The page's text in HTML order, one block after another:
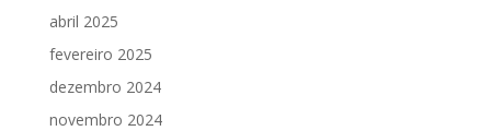
abril 2025
fevereiro 2025
dezembro 2024
novembro 2024